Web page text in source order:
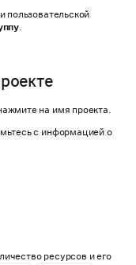
пользовательской
на имя проекта.
с информацией о
ресурсов и его